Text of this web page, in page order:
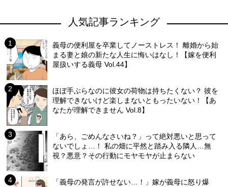
人気記事ランキング
義母の便利屋を卒業してノーストレス！ 離婚から始
まる妻と娘の新たな人生に悔いはなし！【嫁を便利
屋扱いする義母 Vol.44】
ほぼ手ぶらなのに彼女の荷物は持ちたくない？ 彼を
理解できないけど楽しまないともったいない！【あ
なたが理解できません Vol.8】
「あら、ごめんなさいね？」って絶対悪いと思って
ないでしょ…！ 私の畑に平然と踏み入る隣人…無
視？悪意？その行動にモヤモヤが止まらない
「義母の発言が許せない…！」嫁が義母に怒り爆